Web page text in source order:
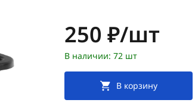
Цена:
250 ₽/шт
В наличии: 72 шт
В корзину